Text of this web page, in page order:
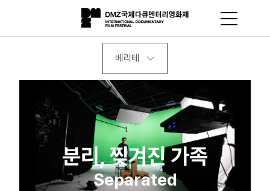
베리테
분리, 찢겨진 가족
Separated